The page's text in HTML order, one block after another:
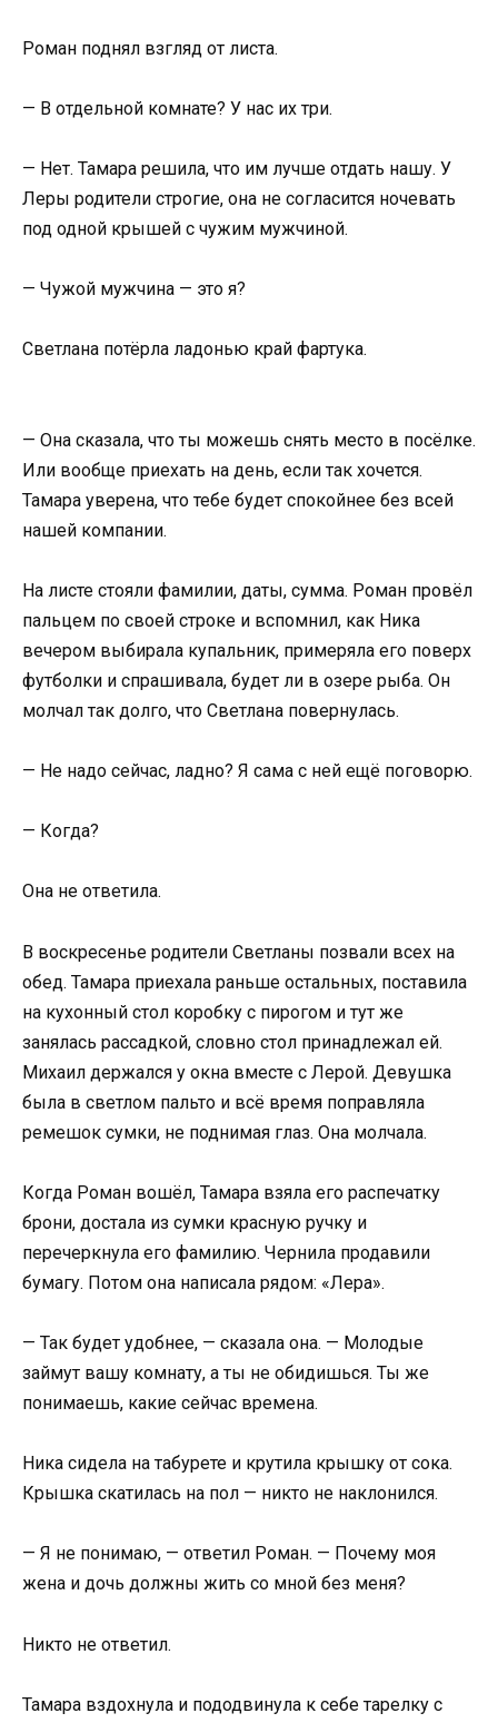
Роман поднял взгляд от листа.
— В отдельной комнате? У нас их три.
— Нет. Тамара решила, что им лучше отдать нашу. У
Леры родители строгие, она не согласится ночевать
под одной крышей с чужим мужчиной.
— Чужой мужчина — это я?
Светлана потёрла ладонью край фартука.
— Она сказала, что ты можешь снять место в посёлке.
Или вообще приехать на день, если так хочется.
Тамара уверена, что тебе будет спокойнее без всей
нашей компании.
На листе стояли фамилии, даты, сумма. Роман провёл
пальцем по своей строке и вспомнил, как Ника
вечером выбирала купальник, примеряла его поверх
футболки и спрашивала, будет ли в озере рыба. Он
молчал так долго, что Светлана повернулась.
— Не надо сейчас, ладно? Я сама с ней ещё поговорю.
— Когда?
Она не ответила.
В воскресенье родители Светланы позвали всех на
обед. Тамара приехала раньше остальных, поставила
на кухонный стол коробку с пирогом и тут же
занялась рассадкой, словно стол принадлежал ей.
Михаил держался у окна вместе с Лерой. Девушка
была в светлом пальто и всё время поправляла
ремешок сумки, не поднимая глаз. Она молчала.
Когда Роман вошёл, Тамара взяла его распечатку
брони, достала из сумки красную ручку и
перечеркнула его фамилию. Чернила продавили
бумагу. Потом она написала рядом: «Лера».
— Так будет удобнее, — сказала она. — Молодые
займут вашу комнату, а ты не обидишься. Ты же
понимаешь, какие сейчас времена.
Ника сидела на табурете и крутила крышку от сока.
Крышка скатилась на пол — никто не наклонился.
— Я не понимаю, — ответил Роман. — Почему моя
жена и дочь должны жить со мной без меня?
Никто не ответил.
Тамара вздохнула и пододвинула к себе тарелку с